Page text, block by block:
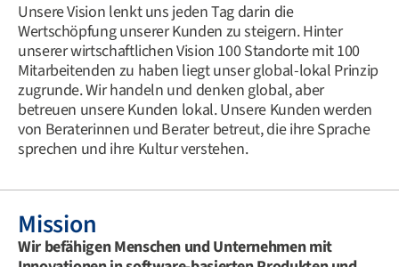
Unsere Vision lenkt uns jeden Tag darin die
Wertschöpfung unserer Kunden zu steigern. Hinter
unserer wirtschaftlichen Vision 100 Standorte mit 100
Mitarbeitenden zu haben liegt unser global-lokal Prinzip
zugrunde. Wir handeln und denken global, aber
betreuen unsere Kunden lokal. Unsere Kunden werden
von Beraterinnen und Beraterbetreut, die ihre Sprache
sprechen und ihre Kultur verstehen.
Mission
Wir befähigen Menschen und Unternehmen mit